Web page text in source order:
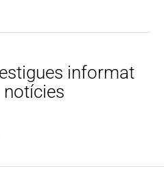
informat
notícies